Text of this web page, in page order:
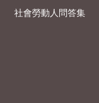
社會勞動人問答集